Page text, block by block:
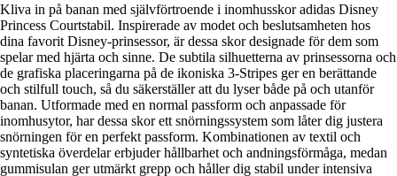
Kliva in på banan med självförtroende i inomhusskor adidas Disney
Princess Courtstabil. Inspirerade av modet och beslutsamheten hos
dina favorit Disney-prinsessor, är dessa skor designade för dem som
spelar med hjärta och sinne. De subtila silhuetterna av prinsessorna och
de grafiska placeringarna på de ikoniska 3-Stripes ger en berättande
och stilfull touch, så du säkerställer att du lyser både på och utanför
banan. Utformade med en normal passform och anpassade för
inomhusytor, har dessa skor ett snörningssystem som låter dig justera
snörningen för en perfekt passform. Kombinationen av textil och
syntetiska överdelar erbjuder hållbarhet och andningsförmåga, medan
gummisulan ger utmärkt grepp och håller dig stabil under intensiva